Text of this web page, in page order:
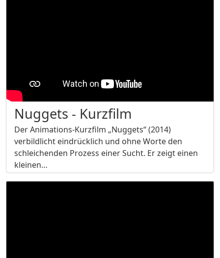
Nuggets - Kurzfilm
Der Animations-Kurzfilm „Nuggets“ (2014)
verbildlicht eindrücklich und ohne Worte den
schleichenden Prozess einer Sucht. Er zeigt einen
kleinen…